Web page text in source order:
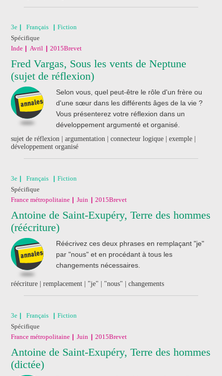
3e Français
Fiction
Spécifique
Inde
Avril 2015Brevet
Fred Vargas, Sous les vents de Neptune
(sujet de réflexion)
Selon vous, quel peut-être le rôle d'un frère ou
d'une sœur dans les différents âges de la vie ?
Vous présenterez votre réflexion dans un
développement argumenté et organisé.
sujet de réflexion | argumentation | connecteur logique | exemple |
développement organisé
3e Français
Fiction
Spécifique
France métropolitaine
Juin 2015Brevet
Antoine de Saint-Exupéry, Terre des hommes
(réécriture)
Réécrivez ces deux phrases en remplaçant "je"
par "nous" et en procédant à tous les
changements nécessaires.
réécriture | remplacement | "je" | "nous" | changements
3e Français
Fiction
Spécifique
France métropolitaine
Juin 2015Brevet
Antoine de Saint-Exupéry, Terre des hommes
(dictée)